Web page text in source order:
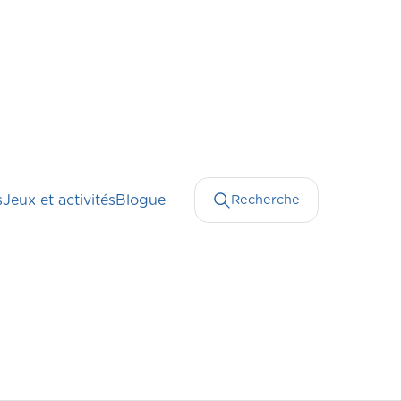
Jeux et activitésBlogue Recherche